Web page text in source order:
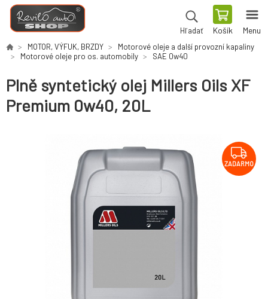
Hľadať Košík Menu
MOTOR, VÝFUK, BRZDY
Motorové oleje a další provozní kapaliny
Motorové oleje pro os. automobily
SAE 0w40
Plně syntetický olej Millers Oils XF
Premium 0w40, 20L
ZADARMO